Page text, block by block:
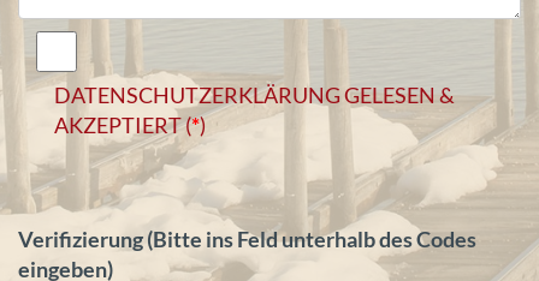
DATENSCHUTZERKLÄRUNG GELESEN &
AKZEPTIERT (*)
Verifizierung (Bitte ins Feld unterhalb des Codes
eingeben)